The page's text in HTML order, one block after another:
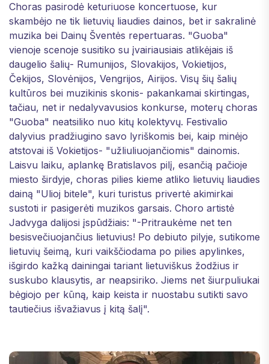
Choras pasirodė keturiuose koncertuose, kur
skambėjo ne tik lietuvių liaudies dainos, bet ir sakralinė
muzika bei Dainų Šventės repertuaras. "Guoba"
vienoje scenoje susitiko su įvairiausiais atlikėjais iš
daugelio šalių- Rumunijos, Slovakijos, Vokietijos,
Čekijos, Slovėnijos, Vengrijos, Airijos. Visų šių šalių
kultūros bei muzikinis skonis- pakankamai skirtingas,
tačiau, net ir nedalyvavusios konkurse, moterų choras
"Guoba" neatsiliko nuo kitų kolektyvų. Festivalio
dalyvius pradžiugino savo lyriškomis bei, kaip minėjo
atstovai iš Vokietijos- "užliuliuojančiomis" dainomis.
Laisvu laiku, aplankę Bratislavos pilį, esančią pačioje
miesto širdyje, choras pilies kieme atliko lietuvių liaudies
dainą "Ulioj bitele", kuri turistus privertė akimirkai
sustoti ir pasigerėti muzikos garsais. Choro artistė
Jadvyga dalijosi įspūdžiais: "-Pritraukėme net ten
besisvečiuojančius lietuvius! Po debiuto pilyje, sutikome
lietuvių šeimą, kuri vaikščiodama po pilies apylinkes,
išgirdo kažką dainingai tariant lietuviškus žodžius ir
suskubo klausytis, ar neapsiriko. Jiems net šiurpuliukai
bėgiojo per kūną, kaip keista ir nuostabu sutikti savo
tautiečius išvažiavus į kitą šalį".